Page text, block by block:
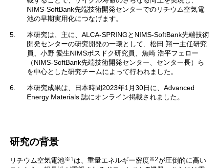
NIMS-SoftBank先端技術開発センターでのリチウム空気電
池の早期実用化につなげます。
5.
本研究は、主に、ALCA-SPRINGとNIMS-SoftBank先端技術
開発センターの研究開発の一環として、松田 翔一主任研究
員、小野 愛生NIMSポスドク研究員、魚崎 浩平フェロー
（NIMS-SoftBank先端技術開発センター、センター長）ら
を中心とした研究チームによって行われました。
6.
本研究成果は、日本時間2023年1月30日に、Advanced
Energy Materials 誌にオンライン掲載されました。
研究の背景
リチウム空気電池※1は、重量エネルギー密度※2が圧倒的に高い